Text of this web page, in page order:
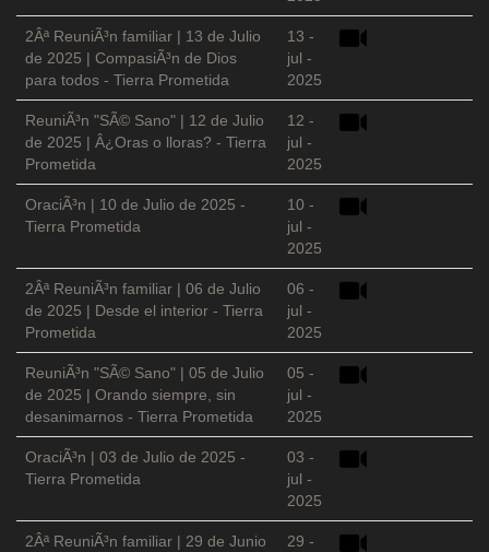
2Âª ReuniÃ³n familiar | 13 de Julio
de 2025 | CompasiÃ³n de Dios
para todos - Tierra Prometida
13 -
jul -
2025
ReuniÃ³n "SÃ© Sano" | 12 de Julio
de 2025 | Â¿Oras o lloras? - Tierra
Prometida
12 -
jul -
2025
OraciÃ³n | 10 de Julio de 2025 -
Tierra Prometida
10 -
jul -
2025
2Âª ReuniÃ³n familiar | 06 de Julio
de 2025 | Desde el interior - Tierra
Prometida
06 -
jul -
2025
ReuniÃ³n "SÃ© Sano" | 05 de Julio
de 2025 | Orando siempre, sin
desanimarnos - Tierra Prometida
05 -
jul -
2025
OraciÃ³n | 03 de Julio de 2025 -
Tierra Prometida
03 -
jul -
2025
2Âª ReuniÃ³n familiar | 29 de Junio
29 -